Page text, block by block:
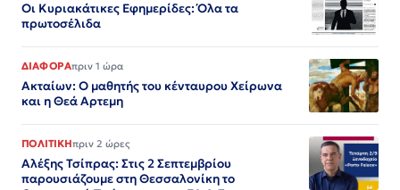
Οι Κυριακάτικες Εφημερίδες: Όλα τα
πρωτοσέλιδα
ΔΙΑΦΟΡΑπριν 1 ώρα
Ακταίων: Ο μαθητής του κένταυρου Χείρωνα
και η Θεά Αρτεμη
ΠΟΛΙΤΙΚΗπριν 2 ώρες
Αλέξης Τσίπρας: Στις 2 Σεπτεμβρίου
παρουσιάζουμε στη Θεσσαλονίκη το